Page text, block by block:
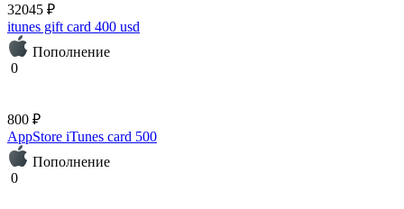
32045 ₽
itunes gift card 400 usd
Пополнение
0
800 ₽
AppStore iTunes card 500
Пополнение
0